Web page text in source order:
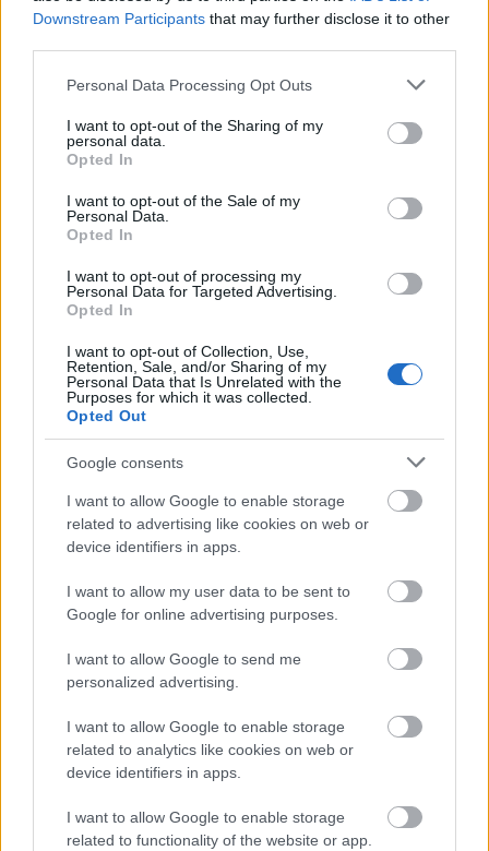
Downstream Participants that may further disclose it to other
Please note that this website/app uses one or more Google
not limited to your visit or usage behaviour. You may click to
grant or deny consent to Google and its third-party tags to
use your data for below specified purposes in below Google
consent section.
Personal Data Processing Opt Outs
I want to opt-out of the Sharing of my
personal data.
Opted In
I want to opt-out of the Sale of my
Personal Data.
Opted In
I want to opt-out of processing my
Personal Data for Targeted Advertising.
Opted In
I want to opt-out of Collection, Use,
Retention, Sale, and/or Sharing of my
Personal Data that Is Unrelated with the
Purposes for which it was collected.
Opted Out
Google consents
I want to allow Google to enable storage
related to advertising like cookies on web or
device identifiers in apps.
I want to allow my user data to be sent to
Google for online advertising purposes.
I want to allow Google to send me
personalized advertising.
I want to allow Google to enable storage
related to analytics like cookies on web or
device identifiers in apps.
I want to allow Google to enable storage
related to functionality of the website or app.
Δείτε αυτή τη δημοσίευση στο Instagram.
και η κόρη της υπέστησαν
σοβαρά εγκαύματα στο πρόσωπο και τα άκρα τους,
που σκότωσε τρία βασικά στελέχη του υπουργείου
Εσωτερικών της Ουκρανίας τον Ιανουάριο του
έχει αξία.